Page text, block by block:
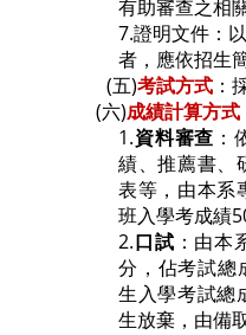
有助審查之相
7.證明文件：
者，應依招生
(五)考試方式 ：
(六)成績計算方式
1.資料審查 ：
績、推薦書、
表等，由本系
班入學考成績
2.口試 ：由
分，佔考試總
生入學考試總
生放棄，由備